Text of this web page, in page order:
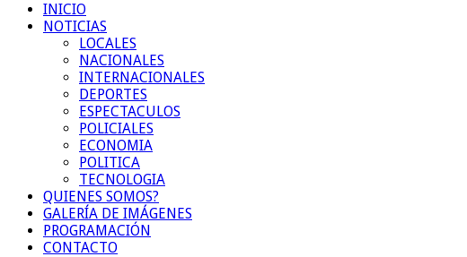
INICIO
NOTICIAS
LOCALES
NACIONALES
INTERNACIONALES
DEPORTES
ESPECTACULOS
POLICIALES
ECONOMIA
POLITICA
TECNOLOGIA
QUIENES SOMOS?
GALERÍA DE IMÁGENES
PROGRAMACIÓN
CONTACTO